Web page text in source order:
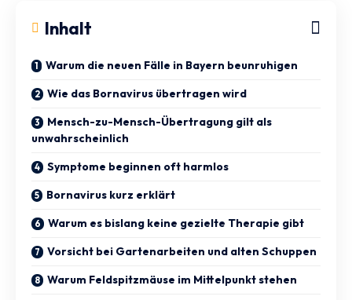
Inhalt
Warum die neuen Fälle in Bayern beunruhigen
Wie das Bornavirus übertragen wird
Mensch-zu-Mensch-Übertragung gilt als
unwahrscheinlich
Symptome beginnen oft harmlos
Bornavirus kurz erklärt
Warum es bislang keine gezielte Therapie gibt
Vorsicht bei Gartenarbeiten und alten Schuppen
Warum Feldspitzmäuse im Mittelpunkt stehen